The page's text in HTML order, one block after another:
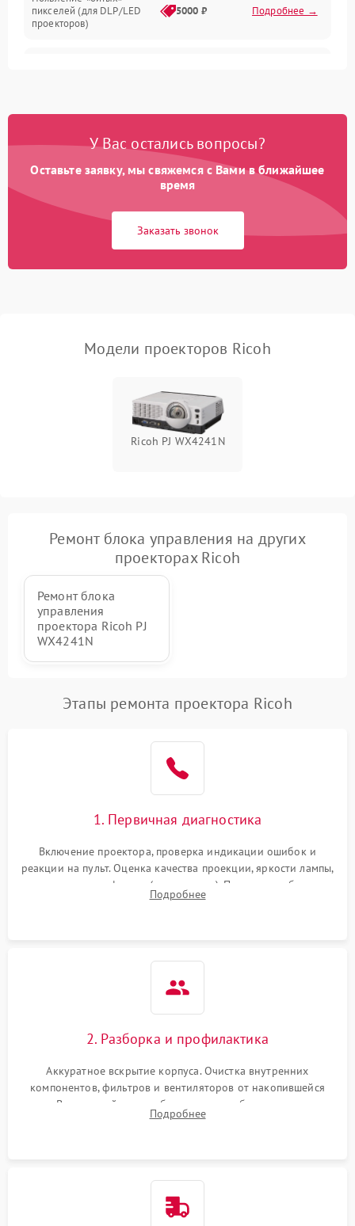
пикселей (для DLP/LED
проекторов)
5000 ₽ Подробнее →
Нестабильная яркость или
Неравномерная подсветка
4500 ₽ Подробнее →
автоматическая коррекция
трапеции (Keystone)
3000 ₽ Подробнее →
У Вас остались вопросы?
Оставьте заявку, мы свяжемся с Вами в ближайшее
время
Заказать звонок
Модели проекторов Ricoh
Ricoh PJ WX4241N
Ремонт блока управления на других
проекторах Ricoh
Ремонт блока
управления
проектора Ricoh PJ
WX4241N
Этапы ремонта проектора Ricoh
1. Первичная диагностика
Включение проектора, проверка индикации ошибок и
реакции на пульт. Оценка качества проекции, яркости лампы,
наличия артефактов (точки, пятна). Проверка работы
системы охлаждения по уровню шума вентиляторов.
Подробнее
2. Разборка и профилактика
Аккуратное вскрытие корпуса. Очистка внутренних
компонентов, фильтров и вентиляторов от накопившейся
пыли. Визуальный осмотр блока питания, балласта лампы и
материнской платы на наличие прогаров или вздутых
Подробнее